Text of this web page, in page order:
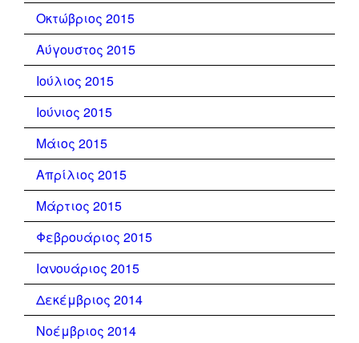
Οκτώβριος 2015
Αύγουστος 2015
Ιούλιος 2015
Ιούνιος 2015
Μάιος 2015
Απρίλιος 2015
Μάρτιος 2015
Φεβρουάριος 2015
Ιανουάριος 2015
Δεκέμβριος 2014
Νοέμβριος 2014